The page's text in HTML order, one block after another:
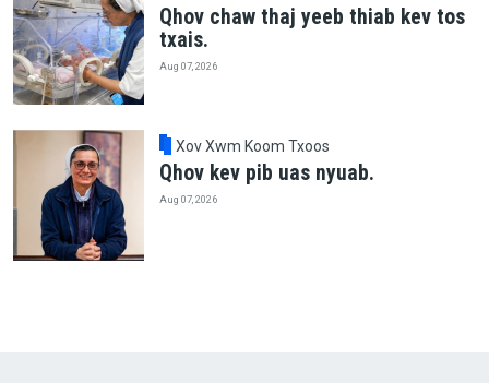
Qhov chaw thaj yeeb thiab kev tos
txais.
Aug 07, 2026
Xov Xwm Koom Txoos
Qhov kev pib uas nyuab.
Aug 07, 2026